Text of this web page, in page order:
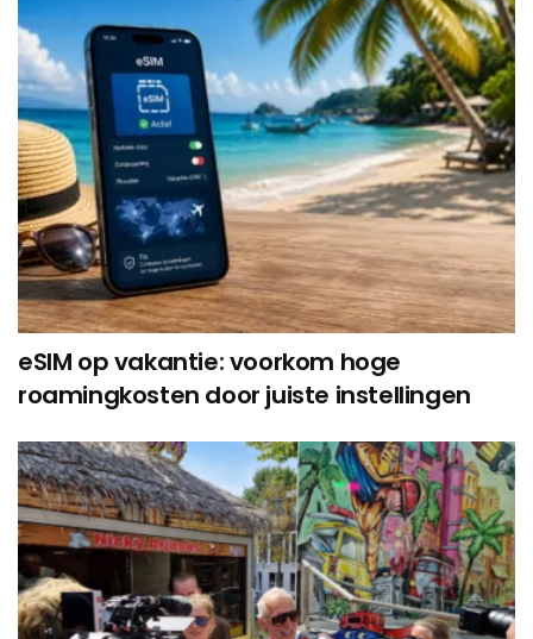
eSIM op vakantie: voorkom hoge
roamingkosten door juiste instellingen